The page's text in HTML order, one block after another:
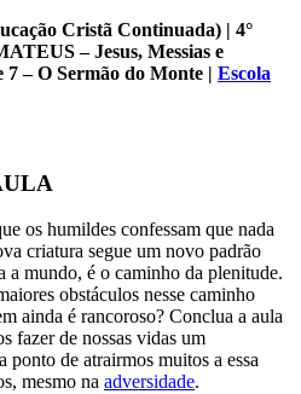
Cristã Continuada) | 4°
– Jesus, Messias e
– O Sermão do Monte | Escola
os humildes confessam que nada
criatura segue um novo padrão
a mundo, é o caminho da plenitude.
obstáculos nesse caminho
ainda é rancoroso? Conclua a aula
fazer de nossas vidas um
ponto de atrairmos muitos a essa
mesmo na adversidade.